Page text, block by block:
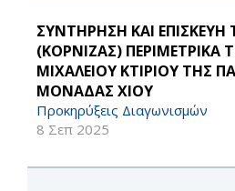
ΣΥΝΤΗΡΗΣΗ ΚΑΙ ΕΠΙΣΚΕΥΗ
(ΚΟΡΝΙΖΑΣ)
ΜΙΧΑΛΕΙΟΥ ΚΤΙΡΙΟΥ ΤΗΣ
ΜΟΝΑΔΑΣ ΧΙΟΥ
Προκηρύξεις Διαγωνισμών
8 Σεπ 2025